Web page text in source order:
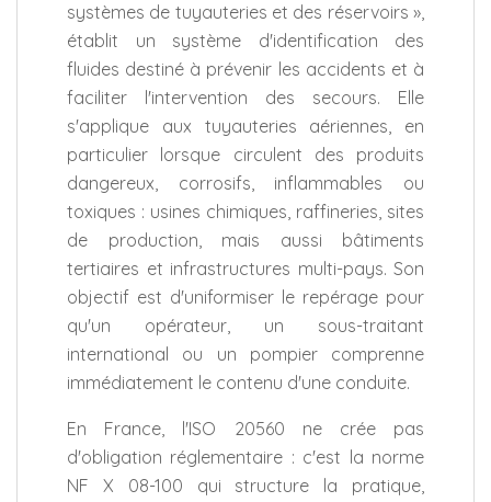
systèmes de tuyauteries et des réservoirs »,
établit un système d'identification des
fluides destiné à prévenir les accidents et à
faciliter l'intervention des secours. Elle
s'applique aux tuyauteries aériennes, en
particulier lorsque circulent des produits
dangereux, corrosifs, inflammables ou
toxiques : usines chimiques, raffineries, sites
de production, mais aussi bâtiments
tertiaires et infrastructures multi-pays. Son
objectif est d'uniformiser le repérage pour
qu'un opérateur, un sous-traitant
international ou un pompier comprenne
immédiatement le contenu d'une conduite.
En France, l'ISO 20560 ne crée pas
d'obligation réglementaire : c'est la norme
NF X 08-100 qui structure la pratique,